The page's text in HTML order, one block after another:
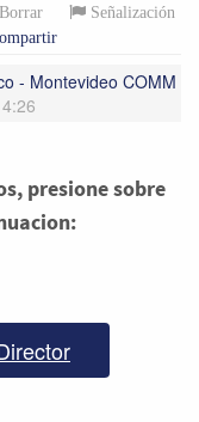
Borrar
Señalización
- Montevideo COMM
presione sobre